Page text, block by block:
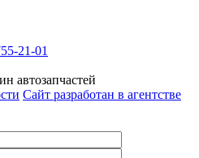
21-01
автозапчастей
Сайт разработан в агентстве